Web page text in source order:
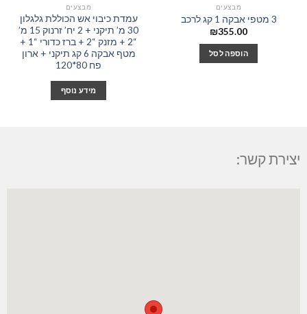
מבצעים
3 מטפי אבקה 1 קג לרכב
₪355.00
הוספה לסל
מבצעים
עמדת כיבוי אש הכוללת גלגלון
30 מ’ תיקני + 2 יח’ זרנוק 15 מ’
“2 + מזנק “2 + ברז כדורי “1 +
מטף אבקה 6 קג תיקני + ארון
פח 80*120
מידע נוסף
יצירת קשר: